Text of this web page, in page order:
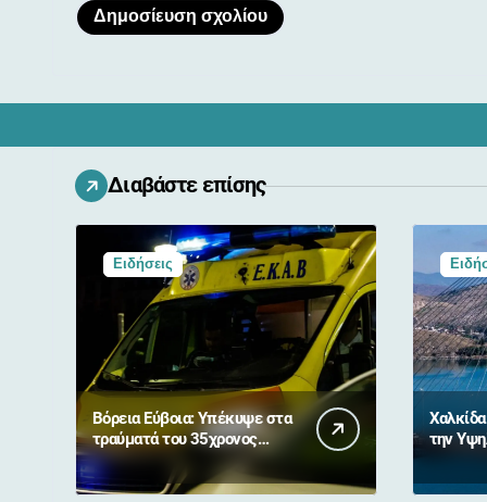
Διαβάστε επίσης
Ειδήσεις
Βόρεια Εύβοια: Υπέκυψε στα
τραύματά του 35χρονος
μοτοσικλετιστής μετά από
σύγκρουση με αγριογούρουνο
την